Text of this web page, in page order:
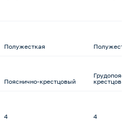
Полужесткая
Пояснично-крестцовый
4
крестцовый
4